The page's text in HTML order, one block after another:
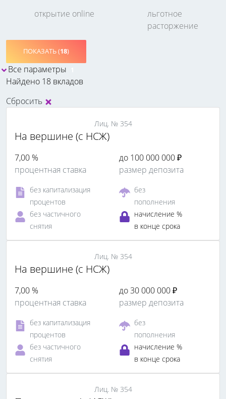
открытие online
льготное
расторжение
ПОКАЗАТЬ (18)
Все параметры
Найдено 18 вкладов
Сбросить
Лиц. № 354
На вершине (с НСЖ)
7,00 %
процентная ставка
до 100 000 000 ₽
размер депозита
без капитализация
процентов
без
пополнения
без частичного
снятия
начисление %
в конце срока
Лиц. № 354
На вершине (с НСЖ)
7,00 %
процентная ставка
до 30 000 000 ₽
размер депозита
без капитализация
процентов
без
пополнения
без частичного
снятия
начисление %
в конце срока
Лиц. № 354